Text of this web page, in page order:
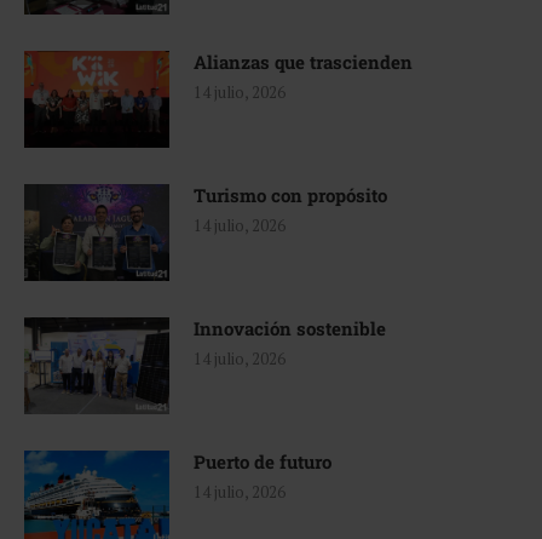
Alianzas que trascienden
14 julio, 2026
Turismo con propósito
14 julio, 2026
Innovación sostenible
14 julio, 2026
Puerto de futuro
14 julio, 2026